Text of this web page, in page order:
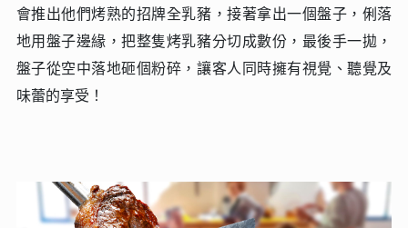
會推出他們烤熟的招牌全乳豬，接著拿出一個盤子，俐落
地用盤子邊緣，把整隻烤乳豬分切成數份，最後手一拋，
盤子從空中落地砸個粉碎，讓客人同時擁有視覺、聽覺及
味蕾的享受！